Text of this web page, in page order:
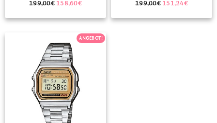
199,00€ 158,60€ 199,00€ 151,24€
ANGEBOT!